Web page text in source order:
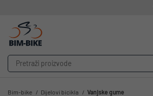
Bim-bike Dijelovi bicikla Vanjske gume